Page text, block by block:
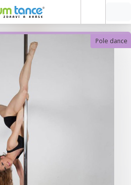
Pole dance